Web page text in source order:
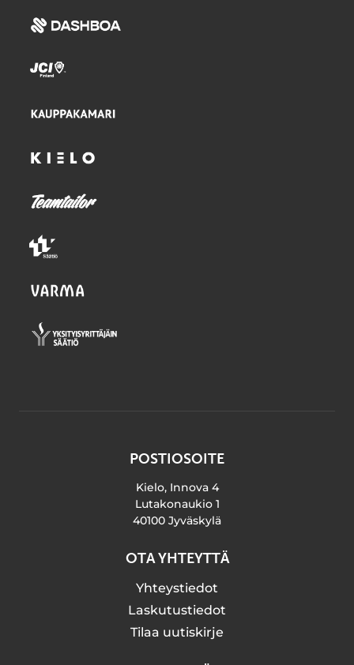
POSTIOSOITE
Kielo, Innova 4
Lutakonaukio 1
40100 Jyväskylä
OTA YHTEYTTÄ
Yhteystiedot
Laskutustiedot
Tilaa uutiskirje